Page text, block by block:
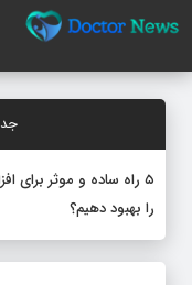
۵ راه ساده و موثر
را بهبود دهیم؟